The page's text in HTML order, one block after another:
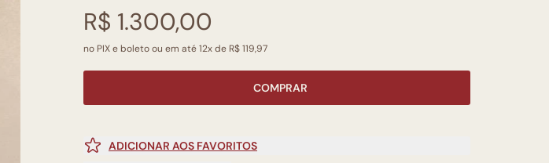
R$ 1.300,00
no PIX e boleto ou em até 12x de R$ 119,97
COMPRAR
ADICIONAR AOS FAVORITOS